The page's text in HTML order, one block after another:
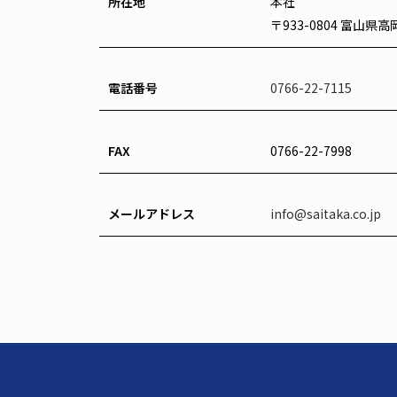
〒933-0804 富山県高
電話番号 0766-22-7115
FAX 0766-22-7998
メールアドレス info@saitaka.co.jp